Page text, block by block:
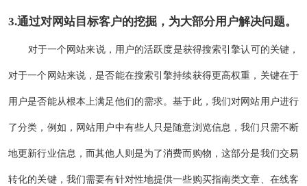
3.通过对网站目标客户的挖掘，为大部分用户解决问题。
对于一个网站来说，用户的活跃度是获得搜索引擎认可的关键，
对于一个网站来说，是否能在搜索引擎持续获得更高权重，关键在于
用户是否能从根本上满足他们的需求。基于此，我们对网站用户进行
了分类，例如，网站用户中有些人只是随意浏览信息，我们只需不断
地更新行业信息，而其他人则是为了消费而购物，这部分是我们交易
转化的关键，我们需要有针对性地提供一些购买指南类文章、在线客